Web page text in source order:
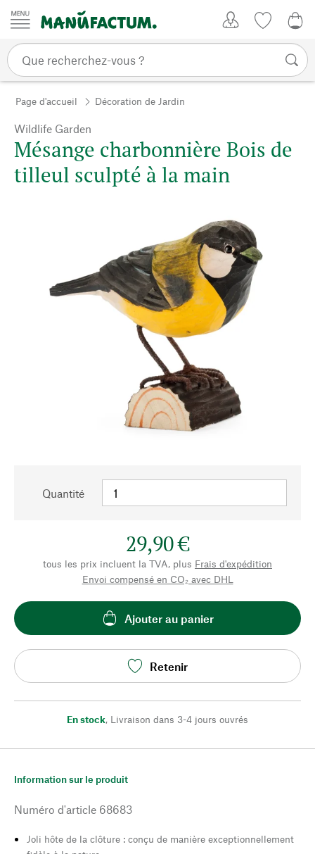
Passer au contenu
Page d'accueil Décoration de Jardin
Wildlife Garden
Mésange charbonnière Bois de
tilleul sculpté à la main
Quantité
29,90 €
tous les prix incluent la TVA, plus Frais d'expédition
Envoi compensé en CO₂ avec DHL
Ajouter au panier
Retenir
En stock, Livraison dans 3-4 jours ouvrés
Information sur le produit
Numéro d'article 68683
Joli hôte de la clôture : conçu de manière exceptionnellement